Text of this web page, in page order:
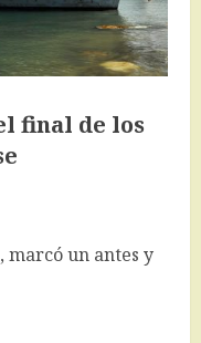
final de los
marcó un antes y